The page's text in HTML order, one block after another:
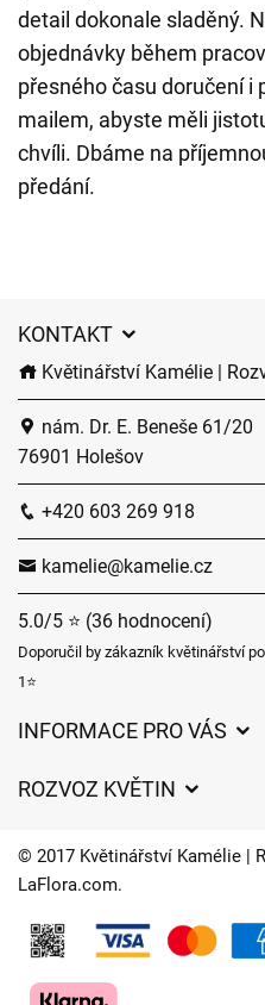
detail dokonale sladěný.
objednávky během
přesného času doručení i
mailem, abyste měli
chvíli. Dbáme na
předání.
KONTAKT
Květinářství Kamélie |
nám. Dr. E. Beneše 61/20
76901 Holešov
+420 603 269 918
kamelie@kamelie.cz
5.0/5 ⭐ (36 hodnocení)
Doporučil by zákazník květinářství
1⭐
INFORMACE PRO VÁS
Často kladené dotazy
O nás
Časy doručení květin –
ROZVOZ KVĚTIN
Kam doručujeme květiny
Kontakt
© 2017 Květinářství Kamélie |
LaFlora.com.